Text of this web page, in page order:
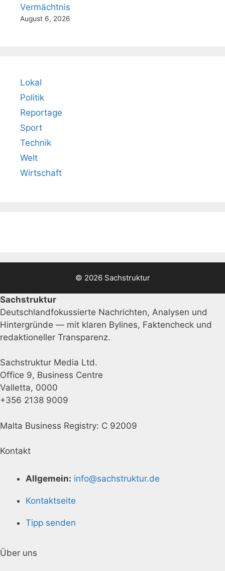
Vermächtnis
August 6, 2026
Lokal
Politik
Reportage
Sport
Technik
Welt
Wirtschaft
© 2026 Sachstruktur
Sachstruktur
Deutschlandfokussierte Nachrichten, Analysen und
Hintergründe — mit klaren Bylines, Faktencheck und
redaktioneller Transparenz.
Sachstruktur Media Ltd.
Office 9, Business Centre
Valletta, 0000
+356 2138 9009
Malta Business Registry: C 92009
Kontakt
Allgemein: info@sachstruktur.de
Kontaktseite
Tipp senden
Über uns